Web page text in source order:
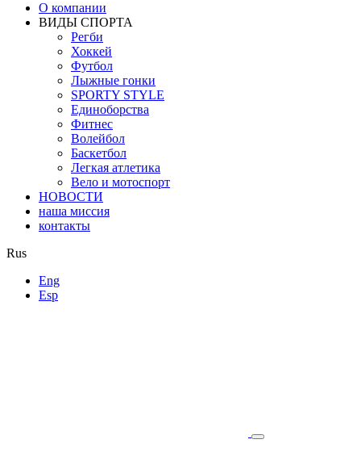
О компании
ВИДЫ СПОРТА
Регби
Хоккей
Футбол
Лыжные гонки
SPORTY STYLE
Единоборства
Фитнес
Волейбол
Баскетбол
Легкая атлетика
Вело и мотоспорт
НОВОСТИ
наша миссия
контакты
Rus
Eng
Esp